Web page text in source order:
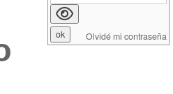
Olvidé mi contraseña